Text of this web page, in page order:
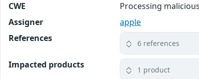
CWE
Processing
Assigner
apple
References
6 references
Impacted products 1 product